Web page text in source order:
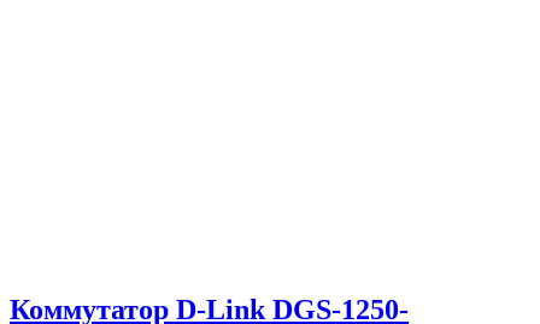
Коммутатор D-Link DGS-1250-